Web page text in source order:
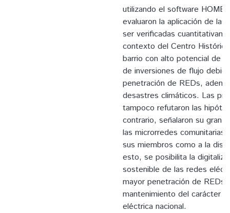
utilizando el software
evaluaron la aplicación de
ser verificadas
contexto del Centro
barrio con alto potencial de
de inversiones de flujo
penetración de REDs,
desastres climáticos. Las
tampoco refutaron las
contrario, señalaron su gran
las microrredes
sus miembros como a la
esto, se posibilita la
sostenible de las redes
mayor penetración de REDs
mantenimiento del carácter
eléctrica nacional.